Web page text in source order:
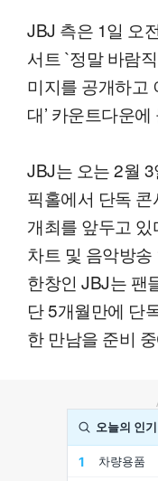
JBJ 측은 1일 오
서트 `정말 바람
미지를 공개하고
대’ 카운트다운
JBJ는 오는 2월
픽홀에서 단독 콘
개최를 앞두고
차트 및 음악방
한창인 JBJ는 팬
단 5개월만에 단
한 만남을 준비